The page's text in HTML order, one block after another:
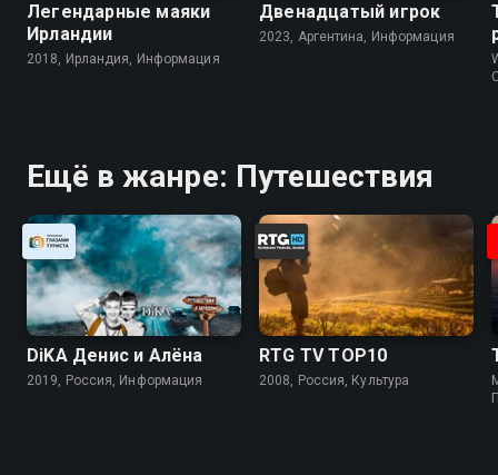
Легендарные маяки
Ирландии
2018, Ирландия, Информация
Двенадцатый игрок
2023, Аргентина, Информация
Ещё в жанре: Путешествия
DiKA Денис и Алёна
2019, Россия, Информация
RTG TV TOP10
2008, Россия, Культура